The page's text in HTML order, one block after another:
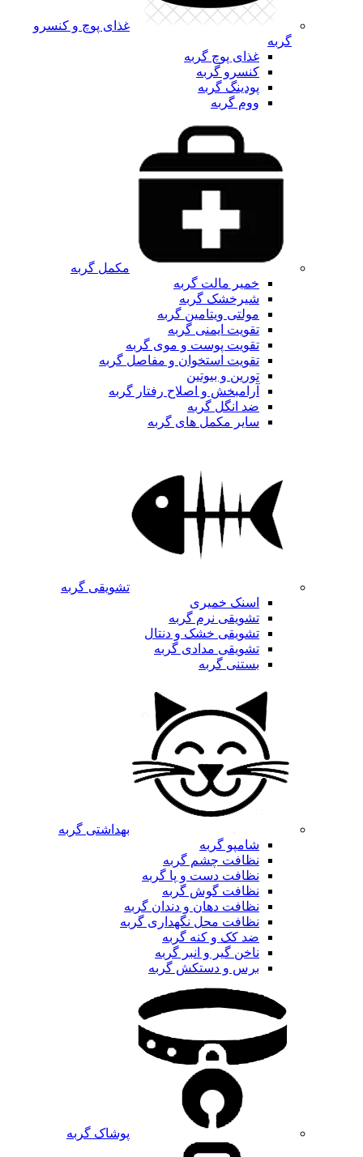
غذای پوچ و کنسرو
گربه
غذای پوچ گربه
کنسرو گربه
پودینگ گربه
ووم گربه
مکمل گربه
خمیر مالت گربه
شیرخشک گربه
مولتی ویتامین گربه
تقویت ایمنی گربه
تقویت پوست و موی گربه
تقویت استخوان و مفاصل گربه
تورین و بیوتین
آرامبخش و اصلاح رفتار گربه
ضد انگل گربه
سایر مکمل های گربه
تشویقی گربه
اسنک خمیری
تشویقی نرم گربه
تشویقی خشک و دنتال
تشویقی مدادی گربه
بستنی گربه
بهداشتی گربه
شامپو گربه
نظافت چشم گربه
نظافت دست و پا گربه
نظافت گوش گربه
نظافت دهان و دندان گربه
نظافت محل نگهداری گربه
ضد کک و کنه گربه
ناخن گیر و انبر گربه
برس و دستکش گربه
پوشاک گربه